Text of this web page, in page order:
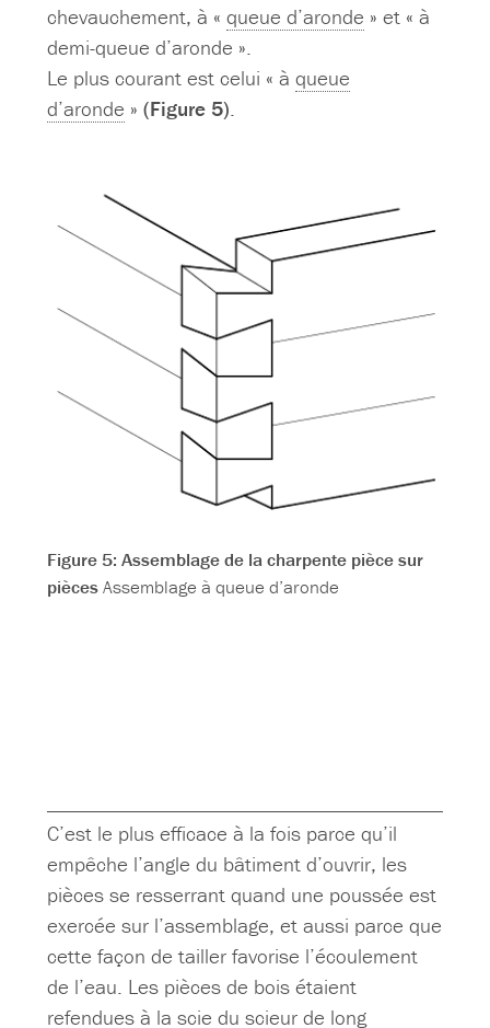
chevauchement, à « queue d’aronde » et « à
demi-queue d’aronde ».
Le plus courant est celui « à queue
d’aronde » (Figure 5)
Figure 5: Assemblage de la charpente pièce sur
piècesAssemblage à queue d’aronde
C’est le plus efficace à la fois parce qu’il
empêche l’angle du bâtiment d’ouvrir, les
pièces se resserrant quand une poussée est
exercée sur l’assemblage, et aussi parce que
cette façon de tailler favorise l’écoulement
de l’eau. Les pièces de bois étaient
refendues à la scie du scieur de long